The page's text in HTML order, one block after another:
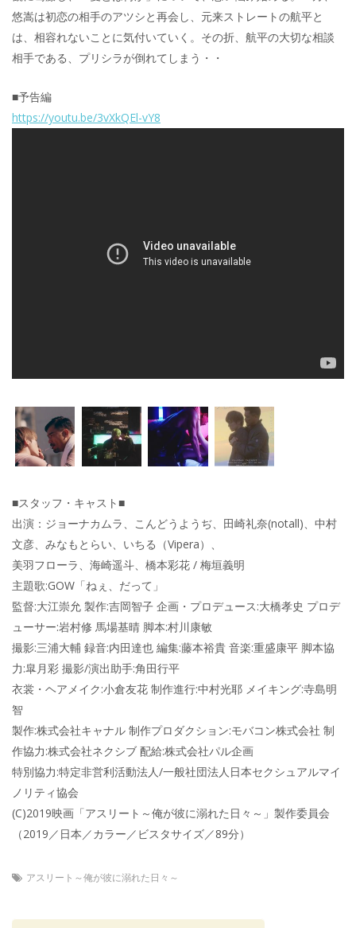
悠嵩は初恋の相手のアツシと再会し、元来ストレートの航平と
は、相容れないことに気付いていく。その折、航平の大切な相談
相手である、プリシラが倒れてしまう・・
■予告編
https://youtu.be/3vXkQEl-vY8
■スタッフ・キャスト■
出演：ジョーナカムラ、こんどうようぢ、田崎礼奈(notall)、中村
文彦、みなもとらい、いちる（Vipera）、
美羽フローラ、海崎遥⽃、橋本彩花 / 梅垣義明
主題歌:GOW「ねぇ、だって」
監督:大江崇允 製作:吉岡智子 企画・プロデュース:大橋孝史 プロデ
ューサー:岩村修 馬場基晴 脚本:村川康敏
撮影:三浦大輔 録音:内田達也 編集:藤本裕貴 音楽:重盛康平 脚本協
力:皐⽉彩 撮影/演出助手:角田行平
衣裳・ヘアメイク:小倉友花 制作進行:中村光耶 メイキング:寺島明
智
製作:株式会社キャナル 制作プロダクション:モバコン株式会社 制
作協力:株式会社ネクシブ 配給:株式会社パル企画
特別協力:特定非営利活動法人/一般社団法人日本セクシュアルマイ
ノリティ協会
(C)2019映画「アスリート～俺が彼に溺れた日々～」製作委員会
（2019／日本／カラー／ビスタサイズ／89分）
アスリート～俺が彼に溺れた日々～